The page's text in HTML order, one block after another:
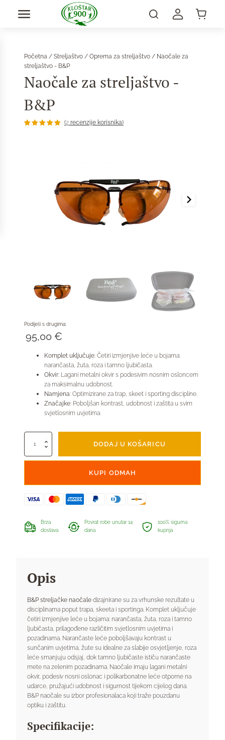
Početna / Streljaštvo / Oprema za streljaštvo / Naočale za
streljaštvo - B&P
Naočale za streljaštvo -
B&P
(2 recenzije korisnika)
Podijeli s drugima:
95,00 €
Komplet uključuje: Četiri izmjenjive leće u bojama:
narančasta, žuta, roza i tamno ljubičasta.
Okvir: Lagani metalni okvir s podesivim nosnim osloncem
za maksimalnu udobnost.
Namjena: Optimizirane za trap, skeet i sporting discipline.
Značajke: Poboljšan kontrast, udobnost i zaštita u svim
svjetlosnim uvjetima.
Naočale
streljaštvo
DODAJ U KOŠARICU
KUPI ODMAH
Brza
dostava
Povrat robe unutar 14
dana
100% sigurna
kupnja
Opis
B&P streljačke naočale dizajnirane su za vrhunske rezultate u
disciplinama poput trapa, skeeta i sportinga. Komplet uključuje
četiri izmjenjive leće u bojama: narančasta, žuta, roza i tamno
ljubičasta, prilagođene različitim svjetlosnim uvjetima i
pozadinama. Narančaste leće poboljšavaju kontrast u
sunčanim uvjetima, žute su idealne za slabije osvjetljenje, roza
leće smanjuju odsjaj, dok tamno ljubičaste ističu narančaste
mete na zelenim pozadinama. Naočale imaju lagani metalni
okvir, podesiv nosni oslonac i polikarbonatne leće otporne na
udarce, pružajući udobnost i sigurnost tijekom cijelog dana.
B&P naočale su izbor profesionalaca koji traže pouzdanu
optiku i zaštitu.
Specifikacije: